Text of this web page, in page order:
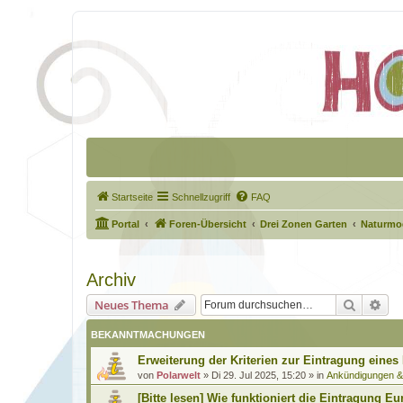
Startseite Schnellzugriff FAQ
Portal Foren-Übersicht Drei Zonen Garten
Archiv
Neues Thema Suche
BEKANNTMACHUNGEN
Erweiterung der Kriterien zur Eintragung eines
von Polarwelt » Di 29. Jul 2025, 15:20 » in Ankündigungen
[Bitte lesen] Wie funktioniert die Eintragung